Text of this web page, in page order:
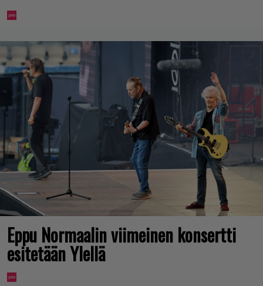
Eppu Normaalin viimeinen konsertti
esitetään Ylellä